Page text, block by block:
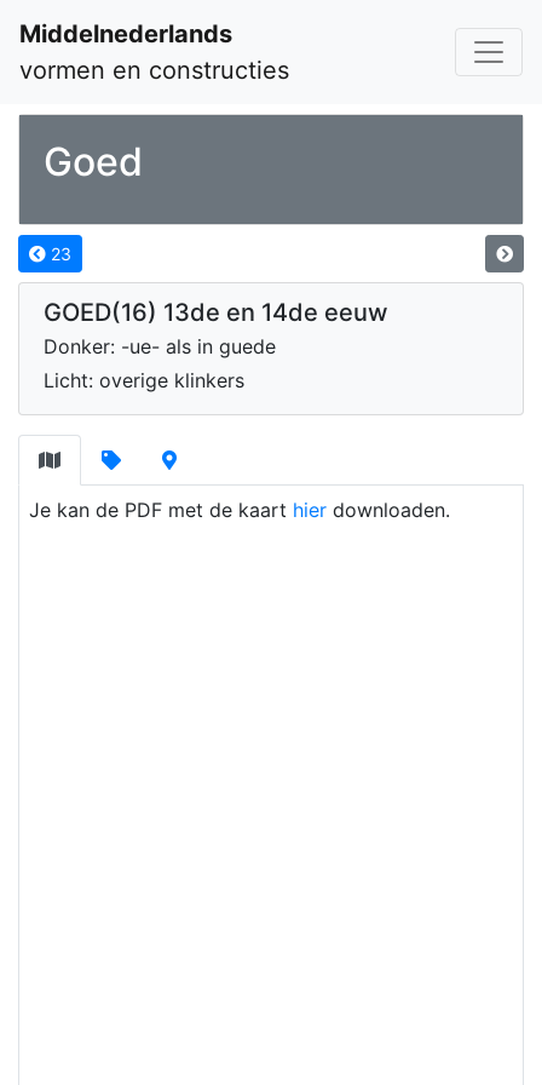
Middelnederlands
vormen en constructies
Goed
23
GOED(16) 13de en 14de eeuw
Donker: -ue- als in guede
Licht: overige klinkers
Je kan de PDF met de kaart hier downloaden.